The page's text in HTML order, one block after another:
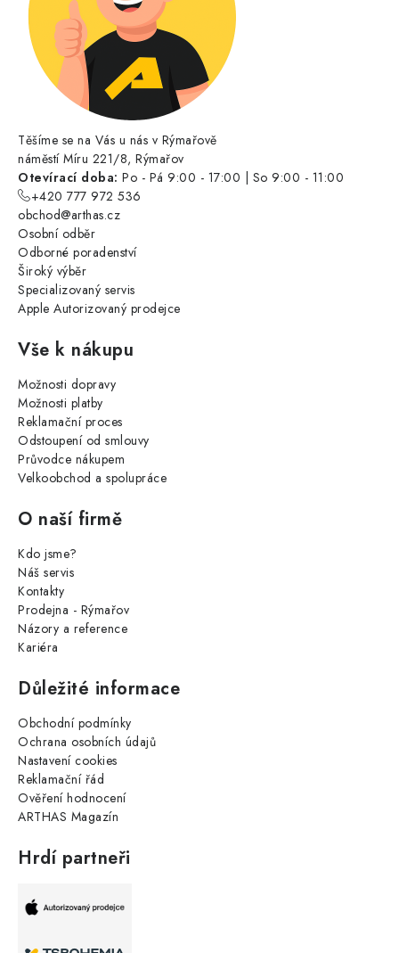
Těšíme se na Vás u nás v Rýmařově
náměstí Míru 221/8, Rýmařov
Otevírací doba: Po - Pá 9:00 - 17:00 | So 9:00 - 11:00
+420 777 972 536
obchod@arthas.cz
Osobní odběr
Odborné poradenství
Široký výběr
Specializovaný servis
Apple Autorizovaný prodejce
Vše k nákupu
Možnosti dopravy
Možnosti platby
Reklamační proces
Odstoupení od smlouvy
Průvodce nákupem
Velkoobchod a spolupráce
O naší firmě
Kdo jsme?
Náš servis
Kontakty
Prodejna - Rýmařov
Názory a reference
Kariéra
Důležité informace
Obchodní podmínky
Ochrana osobních údajů
Nastavení cookies
Reklamační řád
Ověření hodnocení
ARTHAS Magazín
Hrdí partneři